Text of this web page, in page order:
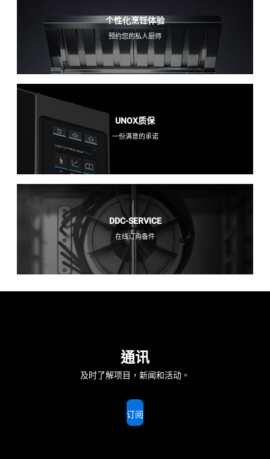
个性化烹饪体验
预约您的私人厨师
UNOX质保
一份满意的承诺
DDC-SERVICE
在线订购备件
通讯
及时了解项目，新闻和活动。
订阅